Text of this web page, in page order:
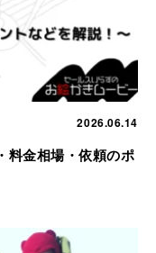
2026.06.14
料金相場・依頼のポ